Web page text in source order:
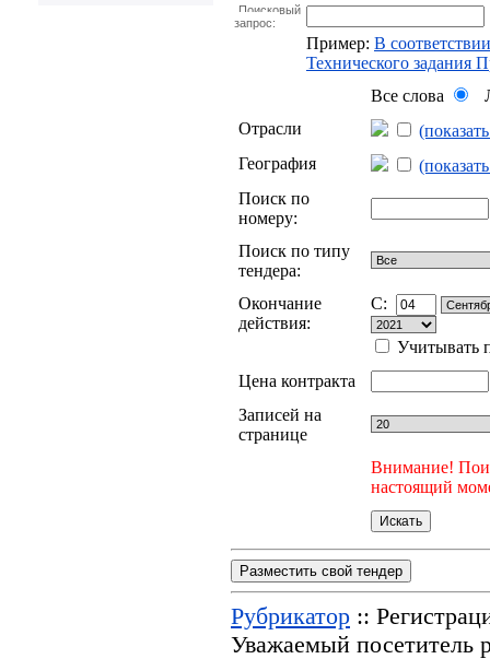
Поисковый
запрос:
Пример: В
Технического задания
Все слова
Отрасли
География
Поиск по
номеру:
Поиск по типу
тендера:
Окончание
действия:
C:
Учитывать
Цена контракта
Записей на
странице
Внимание!
настоящий
Разместить свой тендер
Рубрикатор ::
Уважаемый посетитель